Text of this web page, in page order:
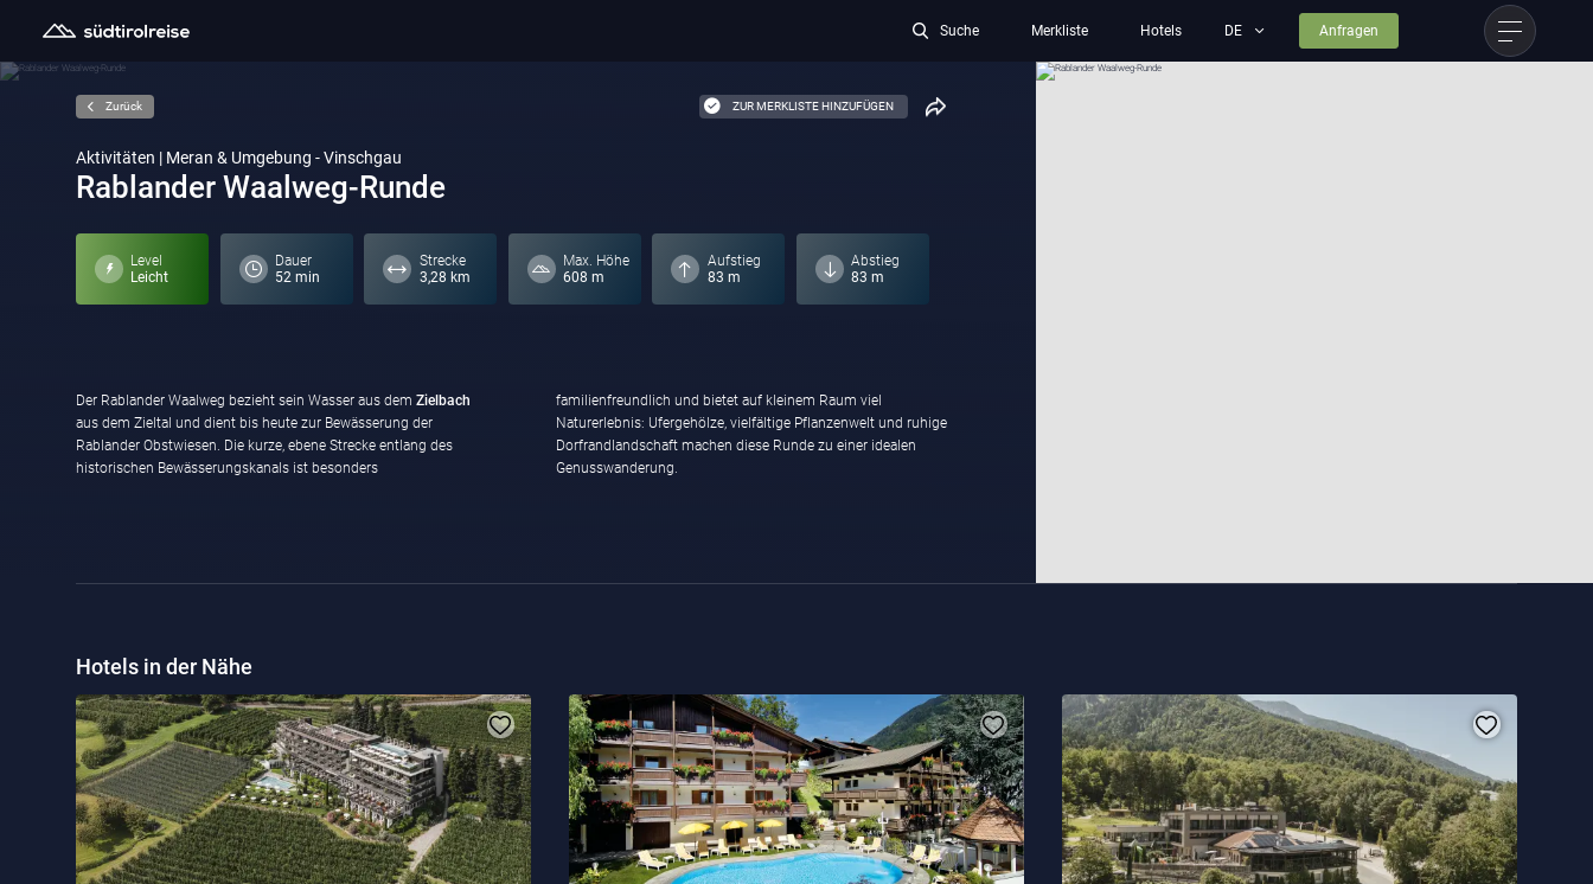
Suche Merkliste Hotels Anfragen
ZUR MERKLISTE HINZUFÜGEN
Zurück
Aktivitäten | Meran & Umgebung - Vinschgau
Rablander Waalweg-Runde
Level
Leicht
Dauer
52 min
Strecke
3,28 km
Max. Höhe
608 m
Aufstieg
83 m
Abstieg
83 m
Der Rablander Waalweg bezieht sein Wasser aus dem Zielbach
aus dem Zieltal und dient bis heute zur Bewässerung der
Rablander Obstwiesen. Die kurze, ebene Strecke entlang des
historischen Bewässerungskanals ist besonders
familienfreundlich und bietet auf kleinem Raum viel
Naturerlebnis: Ufergehölze, vielfältige Pflanzenwelt und ruhige
Dorfrandlandschaft machen diese Runde zu einer idealen
Genusswanderung.
Hotels in der Nähe